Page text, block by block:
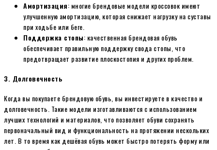
Амортизация: многие брендовые модели кроссовок имеют
улучшенную амортизацию, которая снижает нагрузку на суставы
при ходьбе или беге.
Поддержка стопы: качественная брендовая обувь
обеспечивает правильную поддержку свода стопы, что
предотвращает развитие плоскостопия и других проблем.
3. Долговечность
Когда вы покупаете брендовую обувь, вы инвестируете в качество и
долговечность. Такие модели изготавливаются с использованием
лучших технологий и материалов, что позволяет обуви сохранять
первоначальный вид и функциональность на протяжении нескольких
лет. В то время как дешёвая обувь может быстро потерять форму или